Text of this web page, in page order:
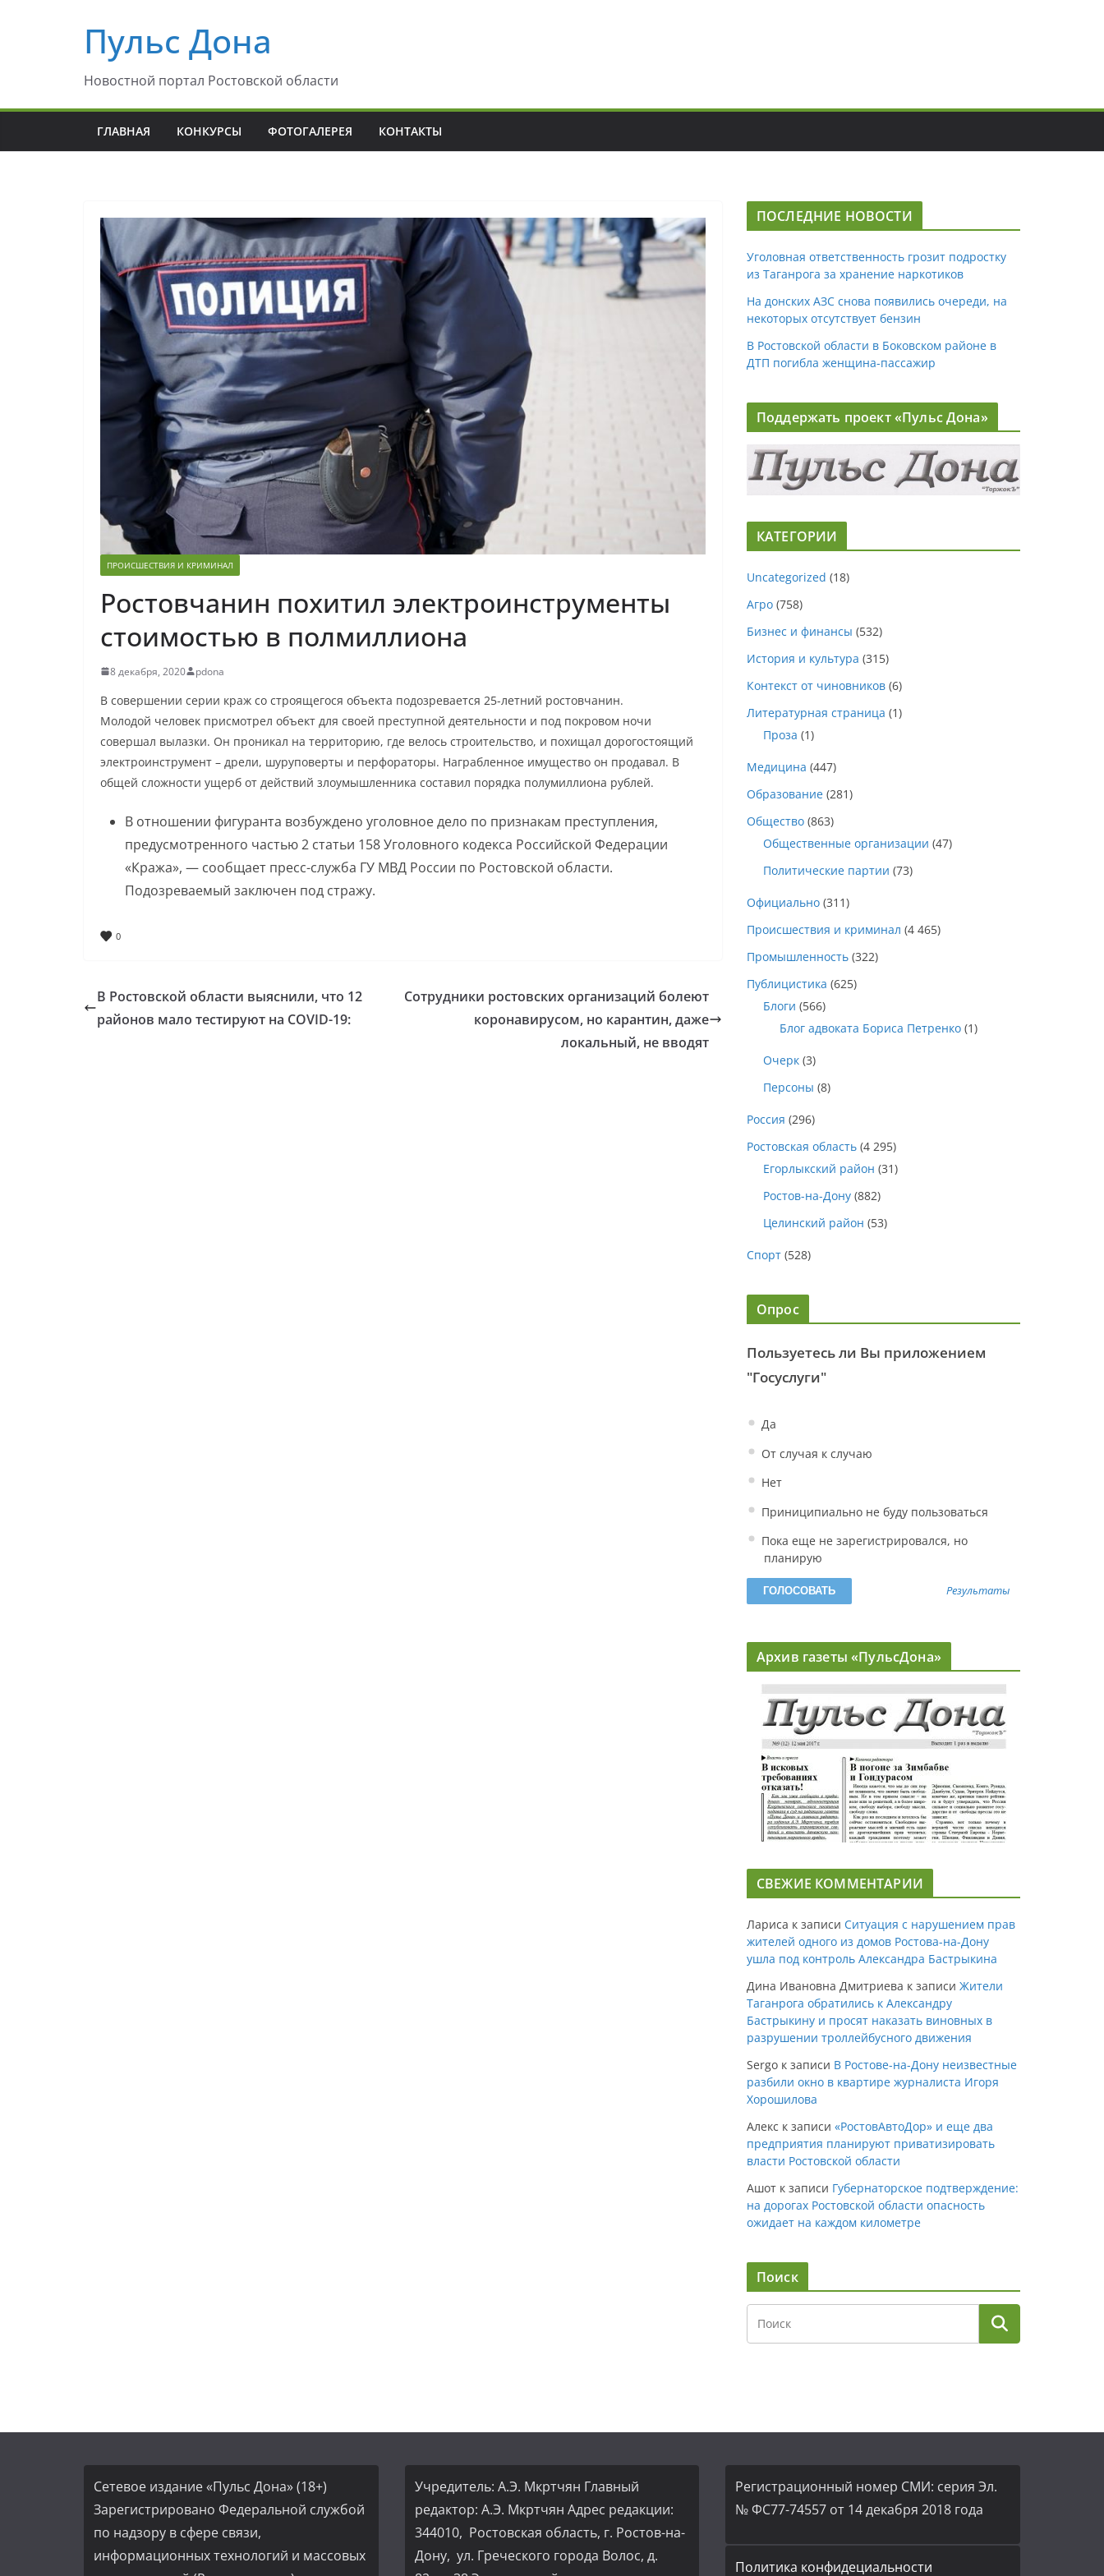
содержимомуПульс Дона
Новостной портал Ростовской области
ГЛАВНАЯ КОНКУРСЫ ФОТОГАЛЕРЕЯ КОНТАКТЫ
ПРОИСШЕСТВИЯ И КРИМИНАЛ
Ростовчанин похитил электроинструменты
стоимостью в полмиллиона
8 декабря, 2020 pdona
В совершении серии краж со строящегося объекта подозревается 25-летний ростовчанин.
Молодой человек присмотрел объект для своей преступной деятельности и под покровом ночи
совершал вылазки. Он проникал на территорию, где велось строительство, и похищал дорогостоящий
электроинструмент – дрели, шуруповерты и перфораторы. Награбленное имущество он продавал. В
общей сложности ущерб от действий злоумышленника составил порядка полумиллиона рублей.
В отношении фигуранта возбуждено уголовное дело по признакам преступления,
предусмотренного частью 2 статьи 158 Уголовного кодекса Российской Федерации
«Кража», — сообщает пресс-служба ГУ МВД России по Ростовской области.
Подозреваемый заключен под стражу.
0
В Ростовской области выяснили, что 12
районов мало тестируют на COVID-19:
Сотрудники ростовских организаций болеют
коронавирусом, но карантин, даже
локальный, не вводят
ПОСЛЕДНИЕ НОВОСТИ
Уголовная ответственность грозит подростку
из Таганрога за хранение наркотиков
На донских АЗС снова появились очереди, на
некоторых отсутствует бензин
В Ростовской области в Боковском районе в
ДТП погибла женщина-пассажир
Поддержать проект «Пульс Дона»
КАТЕГОРИИ
Uncategorized (18)
Агро (758)
Бизнес и финансы (532)
История и культура (315)
Контекст от чиновников (6)
Литературная страница (1)
Проза (1)
Медицина (447)
Образование (281)
Общество (863)
Общественные организации (47)
Политические партии (73)
Официально (311)
Происшествия и криминал (4 465)
Промышленность (322)
Публицистика (625)
Блоги (566)
Блог адвоката Бориса Петренко (1)
Очерк (3)
Персоны (8)
Россия (296)
Ростовская область (4 295)
Егорлыкский район (31)
Ростов-на-Дону (882)
Целинский район (53)
Спорт (528)
Опрос
Пользуетесь ли Вы приложением
"Госуслуги"
Да
От случая к случаю
Нет
Приниципиально не буду пользоваться
Пока еще не зарегистрировался, но
планирую
Результаты
Архив газеты «ПульсДона»
СВЕЖИЕ КОММЕНТАРИИ
Лариса к записи Ситуация с нарушением прав
жителей одного из домов Ростова-на-Дону
ушла под контроль Александра Бастрыкина
Дина Ивановна Дмитриева к записи Жители
Таганрога обратились к Александру
Бастрыкину и просят наказать виновных в
разрушении троллейбусного движения
Sergo к записи В Ростове-на-Дону неизвестные
разбили окно в квартире журналиста Игоря
Хорошилова
Алекс к записи «РостовАвтоДор» и еще два
предприятия планируют приватизировать
власти Ростовской области
Ашот к записи Губернаторское подтверждение:
на дорогах Ростовской области опасность
ожидает на каждом километре
Поиск
Сетевое издание «Пульс Дона» (18+)
Зарегистрировано Федеральной службой
по надзору в сфере связи,
информационных технологий и массовых
Учредитель: А.Э. Мкртчян Главный
редактор: А.Э. Мкртчян Адрес редакции:
344010, Ростовская область, г. Ростов-на-
Дону, ул. Греческого города Волос, д.
Регистрационный номер СМИ: серия Эл.
№ ФС77-74557 от 14 декабря 2018 года
Политика конфидециальности